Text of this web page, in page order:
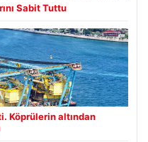
Sabit Tuttu
Köprülerin altından